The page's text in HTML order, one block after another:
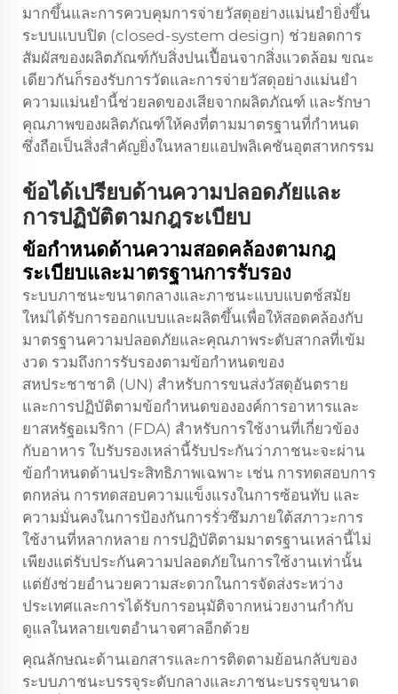
มากขึ้นและการควบคุมการจ่ายวัสดุอย่างแม่นยำยิ่งขึ้น
ระบบแบบปิด (closed-system design) ช่วยลดการ
สัมผัสของผลิตภัณฑ์กับสิ่งปนเปื้อนจากสิ่งแวดล้อม ขณะ
เดียวกันก็รองรับการวัดและการจ่ายวัสดุอย่างแม่นยำ
ความแม่นยำนี้ช่วยลดของเสียจากผลิตภัณฑ์ และรักษา
คุณภาพของผลิตภัณฑ์ให้คงที่ตามมาตรฐานที่กำหนด
ซึ่งถือเป็นสิ่งสำคัญยิ่งในหลายแอปพลิเคชันอุตสาหกรรม
ข้อได้เปรียบด้านความปลอดภัยและ
การปฏิบัติตามกฎระเบียบ
ข้อกำหนดด้านความสอดคล้องตามกฎ
ระเบียบและมาตรฐานการรับรอง
ระบบภาชนะขนาดกลางและภาชนะแบบแบตช์สมัย
ใหม่ได้รับการออกแบบและผลิตขึ้นเพื่อให้สอดคล้องกับ
มาตรฐานความปลอดภัยและคุณภาพระดับสากลที่เข้ม
งวด รวมถึงการรับรองตามข้อกำหนดของ
สหประชาชาติ (UN) สำหรับการขนส่งวัสดุอันตราย
และการปฏิบัติตามข้อกำหนดขององค์การอาหารและ
ยาสหรัฐอเมริกา (FDA) สำหรับการใช้งานที่เกี่ยวข้อง
กับอาหาร ใบรับรองเหล่านี้รับประกันว่าภาชนะจะผ่าน
ข้อกำหนดด้านประสิทธิภาพเฉพาะ เช่น การทดสอบการ
ตกหล่น การทดสอบความแข็งแรงในการซ้อนทับ และ
ความมั่นคงในการป้องกันการรั่วซึมภายใต้สภาวะการ
ใช้งานที่หลากหลาย การปฏิบัติตามมาตรฐานเหล่านี้ไม่
เพียงแต่รับประกันความปลอดภัยในการใช้งานเท่านั้น
แต่ยังช่วยอำนวยความสะดวกในการจัดส่งระหว่าง
ประเทศและการได้รับการอนุมัติจากหน่วยงานกำกับ
ดูแลในหลายเขตอำนาจศาลอีกด้วย
คุณลักษณะด้านเอกสารและการติดตามย้อนกลับของ
ระบบภาชนะบรรจุระดับกลางและภาชนะบรรจุขนาด